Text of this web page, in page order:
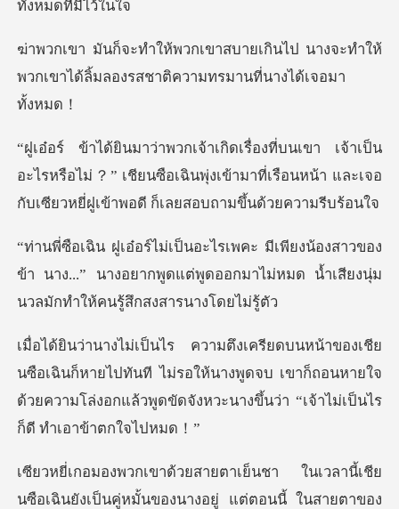
ินไป นางจะทำให้
พวกเขาได้ลิ้มลองรสช
็น
อะไรหรือไม่？” เชียนซือเฉินพุ่งเข้ามาที่เรือนหน้า และเจ
องสาวของ
ข้า นาง...” นางอยากพูดแต่พูดออกมาไม่หมด น
ก็หายไปทันที ไม่รอให้นางพูดจบ เขาก็ถอนหายใจ
ด้วยความโล่งอกแล้ว
ต่ตอนนี้ ในสายตาของ